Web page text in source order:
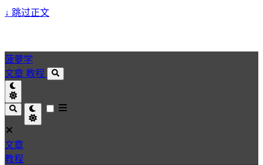
↓ 跳过正文
菠萝学
文章 教程
文章
教程